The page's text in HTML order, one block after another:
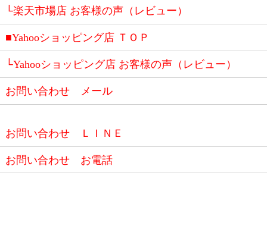
└楽天市場店 お客様の声（レビュー）
■Yahooショッピング店 ＴＯＰ
└Yahooショッピング店 お客様の声（レビュー）
お問い合わせ メール
お問い合わせ ＬＩＮＥ
お問い合わせ お電話